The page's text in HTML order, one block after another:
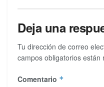
Deja una
Tu dirección de correo
campos obligatorios están
Comentario *